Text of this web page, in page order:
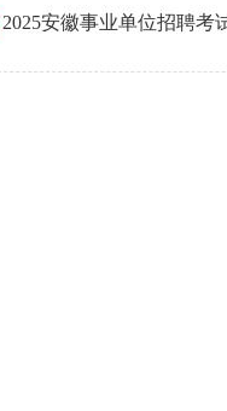
2025安徽事业单位招聘考